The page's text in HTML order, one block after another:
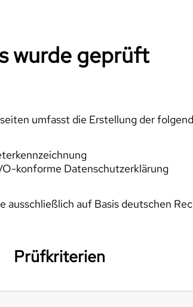
wurde geprüft
umfasst die Erstellung der
konforme Datenschutzerklärung
ausschließlich auf Basis deutschen
Prüfkriterien